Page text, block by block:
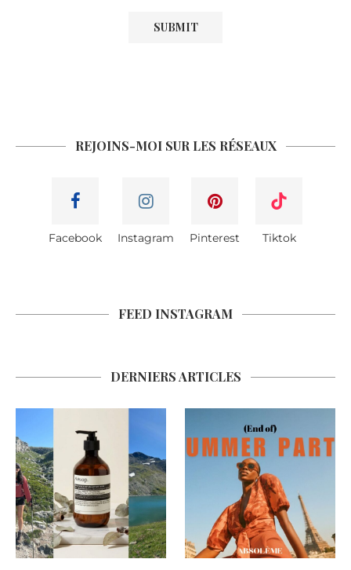
REJOINS-MOI SUR LES RÉSEAUX
Facebook Instagram Pinterest Tiktok
FEED INSTAGRAM
DERNIERS ARTICLES